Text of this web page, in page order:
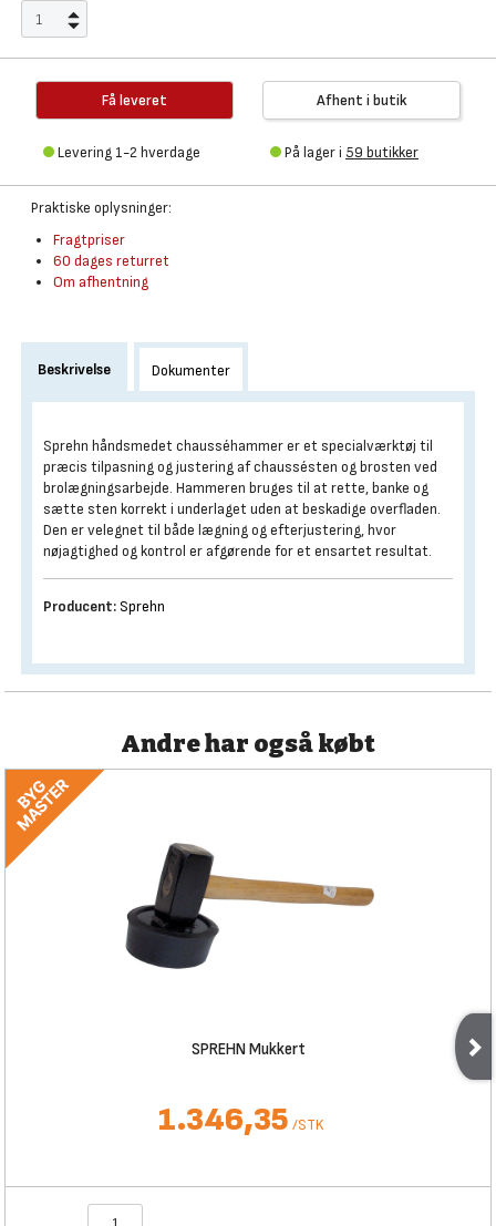
Få leveret
Levering 1-2 hverdage
Afhent i butik
På lager i 59 butikker
Praktiske oplysninger:
Fragtpriser
60 dages returret
Om afhentning
Beskrivelse Dokumenter
Sprehn håndsmedet chausséhammer er et specialværktøj til
præcis tilpasning og justering af chaussésten og brosten ved
brolægningsarbejde. Hammeren bruges til at rette, banke og
sætte sten korrekt i underlaget uden at beskadige overfladen.
Den er velegnet til både lægning og efterjustering, hvor
nøjagtighed og kontrol er afgørende for et ensartet resultat.
Producent: Sprehn
Andre har også købt
SPREHN Mukkert
1.346,35 /STK